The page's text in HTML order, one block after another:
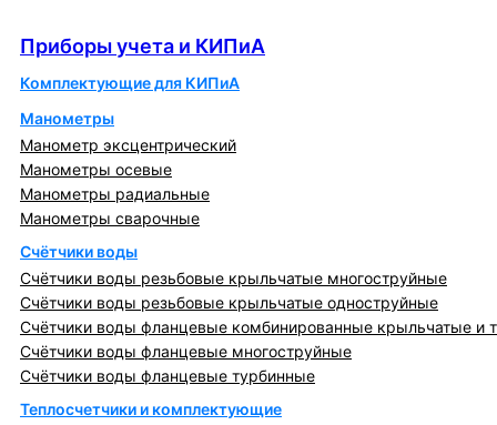
Приборы учета и КИПиА
Комплектующие для КИПиА
Манометры
Манометр эксцентрический
Манометры осевые
Манометры радиальные
Манометры сварочные
Счётчики воды
Счётчики воды резьбовые крыльчатые многоструйные
Счётчики воды резьбовые крыльчатые одноструйные
Счётчики воды фланцевые комбинированные крыльчатые и
Счётчики воды фланцевые многоструйные
Счётчики воды фланцевые турбинные
Теплосчетчики и комплектующие